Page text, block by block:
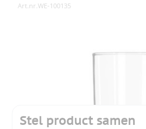
Art.nr. WE-100135
Stel product samen